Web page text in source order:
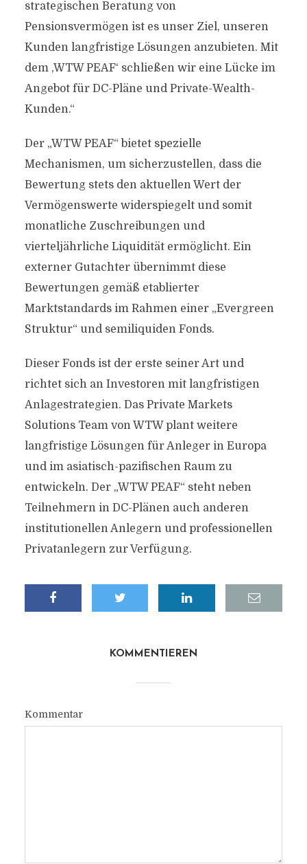
strategischen Beratung von
Pensionsvermögen ist es unser Ziel, unseren
Kunden langfristige Lösungen anzubieten. Mit
dem ‚WTW PEAF‘ schließen wir eine Lücke im
Angebot für DC-Pläne und Private-Wealth-
Kunden.“
Der „WTW PEAF“ bietet spezielle
Mechanismen, um sicherzustellen, dass die
Bewertung stets den aktuellen Wert der
Vermögenswerte widerspiegelt und somit
monatliche Zuschreibungen und
vierteljährliche Liquidität ermöglicht. Ein
externer Gutachter übernimmt diese
Bewertungen gemäß etablierter
Marktstandards im Rahmen einer „Evergreen
Struktur“ und semiliquiden Fonds.
Dieser Fonds ist der erste seiner Art und
richtet sich an Investoren mit langfristigen
Anlagestrategien. Das Private Markets
Solutions Team von WTW plant weitere
langfristige Lösungen für Anleger in Europa
und im asiatisch-pazifischen Raum zu
entwickeln. Der „WTW PEAF“ steht neben
Teilnehmern in DC-Plänen auch anderen
institutionellen Anlegern und professionellen
Privatanlegern zur Verfügung.
KOMMENTIEREN
Kommentar